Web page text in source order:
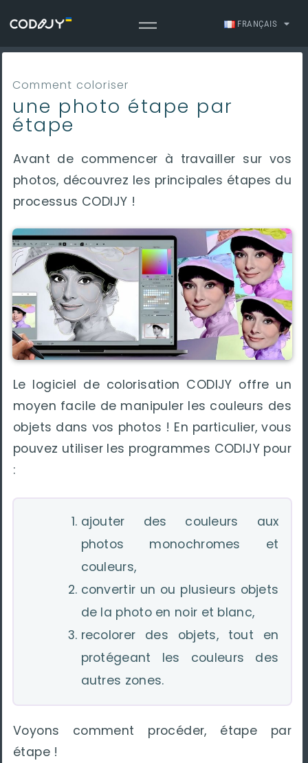
FRANÇAIS
Comment coloriser
une photo étape par
étape
Avant de commencer à travailler sur vos
photos, découvrez les principales étapes du
processus CODIJY !
Le logiciel de colorisation CODIJY offre un
moyen facile de manipuler les couleurs des
objets dans vos photos ! En particulier, vous
pouvez utiliser les programmes CODIJY pour
:
ajouter des couleurs aux
photos monochromes et
couleurs,
convertir un ou plusieurs objets
de la photo en noir et blanc,
recolorer des objets, tout en
protégeant les couleurs des
autres zones.
Voyons comment procéder, étape par
étape !